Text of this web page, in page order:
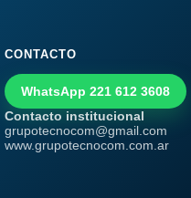
CONTACTO
WhatsApp 221 612 3608
Contacto institucional
grupotecnocom@gmail.com
www.grupotecnocom.com.ar